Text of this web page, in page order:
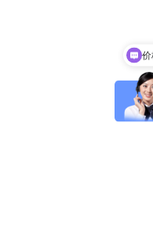
价
可